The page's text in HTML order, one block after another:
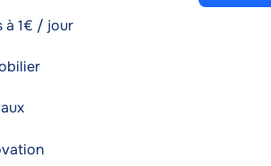
à 1€ / jour